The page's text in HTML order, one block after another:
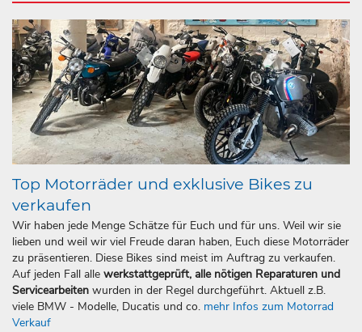
Top Motorräder und exklusive Bikes zu
verkaufen
Wir haben jede Menge Schätze für Euch und für uns. Weil wir sie
lieben und weil wir viel Freude daran haben, Euch diese Motorräder
zu präsentieren. Diese Bikes sind meist im Auftrag zu verkaufen.
Auf jeden Fall alle werkstattgeprüft, alle nötigen Reparaturen und
Servicearbeiten wurden in der Regel durchgeführt. Aktuell z.B.
viele BMW - Modelle, Ducatis und co. mehr Infos zum Motorrad
Verkauf